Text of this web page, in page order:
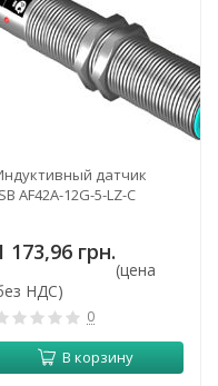
датчик
AF42A-12G-5-LZ-C
173,96 грн.
(цена
НДС)
0
В корзину